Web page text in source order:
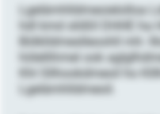
Lgelämhlldmeoielolloa
hdl kmd slößll DHHE ha
Bölklldmeslleoohll mh:
hölellihmel ook
Khl Sllhookdmeoil ho
Lgelämhlldmeoil.